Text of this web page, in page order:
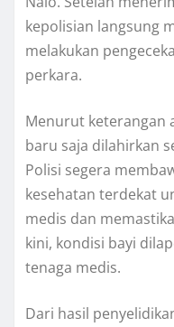
kepolisian langsung
melakukan
perkara.
Menurut keterangan
baru saja dilahirkan
Polisi segera
kesehatan terdekat
medis dan
kini, kondisi bayi
tenaga medis.
Dari hasil